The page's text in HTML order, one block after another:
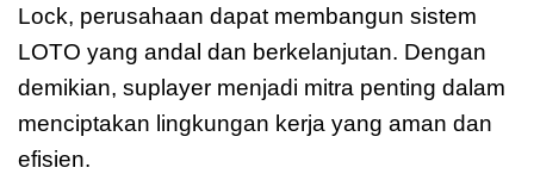
Lock, perusahaan dapat membangun sistem
LOTO yang andal dan berkelanjutan. Dengan
demikian, suplayer menjadi mitra penting dalam
menciptakan lingkungan kerja yang aman dan
efisien.